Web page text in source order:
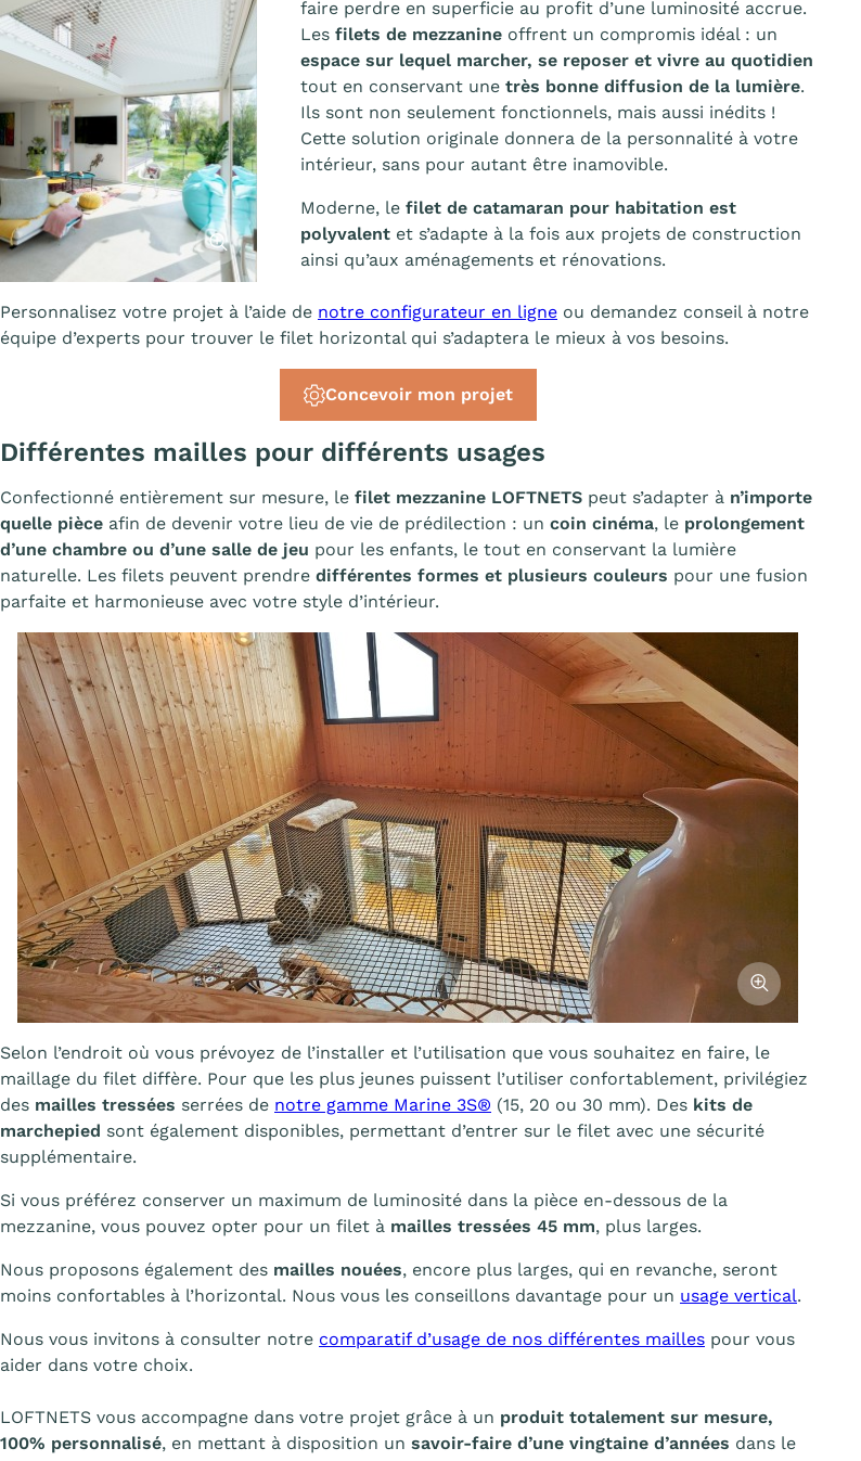
Afficher l'image
faire perdre en superficie au profit d’une luminosité accrue.
Lesfilets de mezzanine offrent un compromis idéal : un
espace sur lequel marcher, se reposer et vivre au quotidien
tout en conservant une très bonne diffusion de la lumière.
Ils sont non seulement fonctionnels, mais aussi inédits !
Cette solution originale donnera de la personnalité à votre
intérieur, sans pour autant être inamovible.
Moderne, lefilet de catamaran pour habitation est
polyvalent et s’adapte à la fois aux projets de construction
ainsi qu’aux aménagements et rénovations.
Personnalisez votre projet à l’aide de notre configurateur en ligne ou demandez conseil à notre
équipe d’experts pour trouver le filet horizontal qui s’adaptera le mieux à vos besoins.
Concevoir mon projet
Différentes mailles pour différents usages
Confectionné entièrement sur mesure, le filet mezzanine LOFTNETS peut s’adapter à n’importe
quelle pièce afin de devenir votre lieu de vie de prédilection : un coin cinéma, le prolongement
d’une chambre ou d’une salle de jeu pour les enfants, le tout en conservant la lumière
naturelle. Les filets peuvent prendre différentes formes et plusieurs couleurs pour une fusion
parfaite et harmonieuse avec votre style d’intérieur.
Afficher l'image
Selon l’endroit où vous prévoyez de l’installer et l’utilisation que vous souhaitez en faire, le
maillage du filet diffère. Pour que les plus jeunes puissent l’utiliser confortablement, privilégiez
des mailles tressées serrées de notre gamme Marine 3S® (15, 20 ou 30 mm). Des kits de
marchepied sont également disponibles, permettant d’entrer sur le filet avec une sécurité
supplémentaire.
Si vous préférez conserver un maximum de luminosité dans la pièce en-dessous de la
mezzanine, vous pouvez opter pour un filet à mailles tressées 45 mm, plus larges.
Nous proposons également des mailles nouées, encore plus larges, qui en revanche, seront
moins confortables à l’horizontal. Nous vous les conseillons davantage pour un usage vertical.
Nous vous invitons à consulter notre comparatif d’usage de nos différentes mailles pour vous
aider dans votre choix.
LOFTNETS vous accompagne dans votre projet grâce à un produit totalement sur mesure,
100% personnalisé, en mettant à disposition un savoir-faire d’une vingtaine d’années dans le